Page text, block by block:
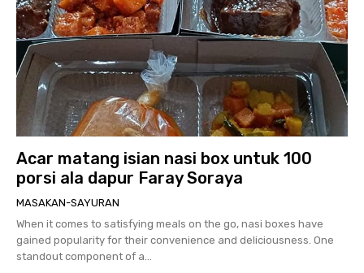
Acar matang isian nasi box untuk 100
porsi ala dapur Faray Soraya
MASAKAN-SAYURAN
When it comes to satisfying meals on the go, nasi boxes have
gained popularity for their convenience and deliciousness. One
standout component of a...